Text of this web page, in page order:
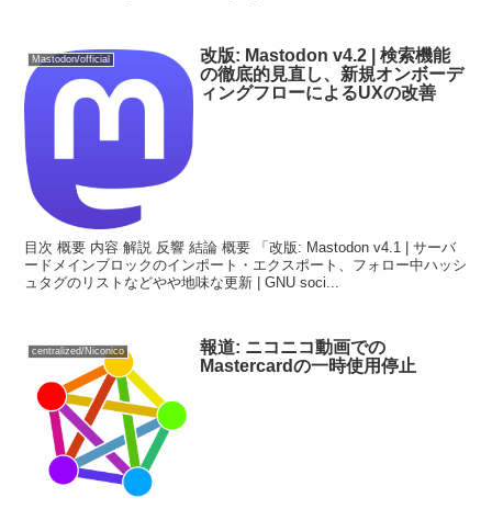
Mastodon/official
改版: Mastodon v4.2 | 検索機能
の徹底的見直し、新規オンボーデ
ィングフローによるUXの改善
目次 概要 内容 解説 反響 結論 概要 「改版: Mastodon v4.1 | サーバ
ードメインブロックのインポート・エクスポート、フォロー中ハッシ
ュタグのリストなどやや地味な更新 | GNU soci...
centralized/Niconico
報道: ニコニコ動画での
Mastercardの一時使用停止